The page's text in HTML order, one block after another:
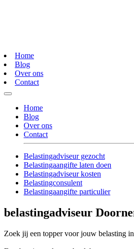
Home
Blog
Over ons
Contact
Home
Blog
Over ons
Contact
Belastingadviseur gezocht
Belastingaangifte laten doen
Belastingadviseur kosten
Belastingconsulent
Belastingaangifte particulier
belastingadviseur
Zoek jij een topper voor jouw belasting